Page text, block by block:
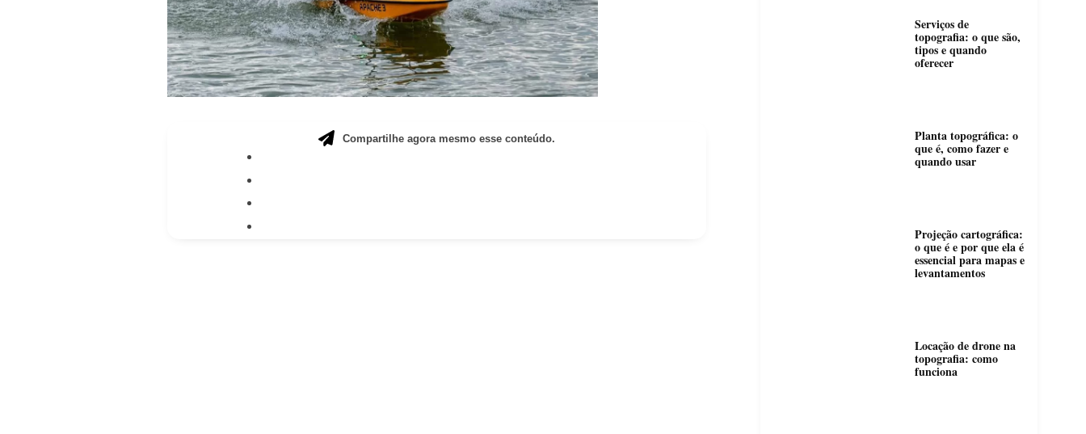
Compartilhe agora mesmo esse conteúdo.
Serviços de
topografia: o que são,
tipos e quando
oferecer
Planta topográfica: o
que é, como fazer e
quando usar
Projeção cartográfica:
o que é e por que ela é
essencial para mapas e
levantamentos
Locação de drone na
topografia: como
funciona